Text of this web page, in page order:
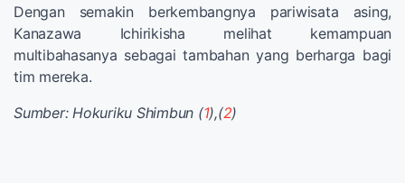
Dengan semakin berkembangnya pariwisata asing,
Kanazawa Ichirikisha melihat kemampuan
multibahasanya sebagai tambahan yang berharga bagi
tim mereka.
Sumber: Hokuriku Shimbun (1),(2)